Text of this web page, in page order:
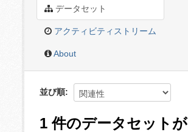
データセット
アクティビティストリーム
About
並び順
1 件のデータセットが